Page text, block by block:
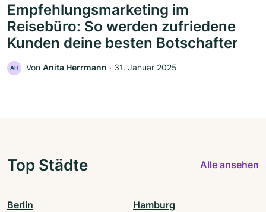
Empfehlungsmarketing im
Reisebüro: So werden zufriedene
Kunden deine besten Botschafter
AH Von Anita Herrmann ‧ 31. Januar 2025
Top Städte Alle ansehen
Berlin Hamburg